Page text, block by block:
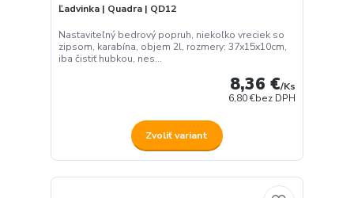
Ľadvinka | Quadra | QD12
Nastaviteľný bedrový popruh, niekoľko vreciek so
zipsom, karabína, objem 2l, rozmery: 37x15x10cm,
iba čistiť hubkou, nes...
8,36 €/Ks
6,80 €bez DPH
Zvoliť variant